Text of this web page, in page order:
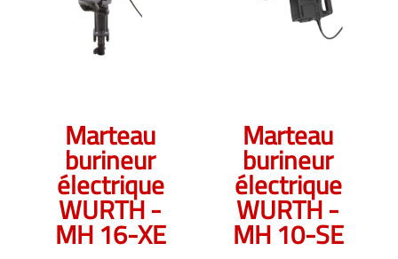
Marteau
burineur
électrique
WURTH -
MH 16-XE
Marteau
burineur
électrique
WURTH -
MH 10-SE